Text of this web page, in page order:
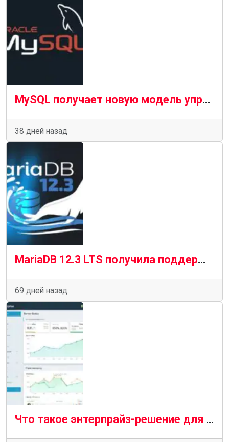
MySQL получает новую модель управления, а Oracle расширяет поддержку сообщества
38 дней назад
MariaDB 12.3 LTS получила поддержку до июня 2029 года
69 дней назад
Что такое энтерпрайз-решение для мониторинга PostgreSQL